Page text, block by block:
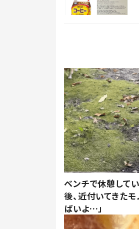
ベンチで休憩して
後、近付いてきた
ばいよ…」